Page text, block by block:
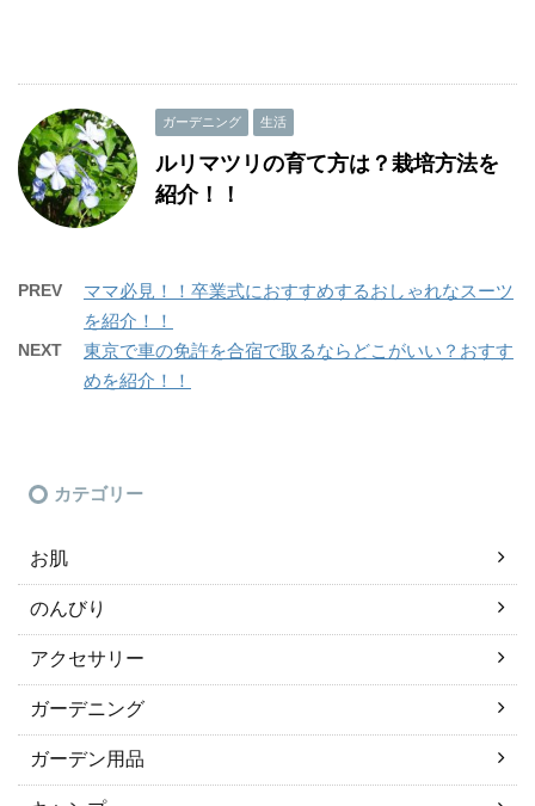
ガーデニング 生活
ルリマツリの育て方は？栽培方法を
紹介！！
PREV
ママ必見！！卒業式におすすめするおしゃれなスーツ
を紹介！！
NEXT
東京で車の免許を合宿で取るならどこがいい？おすす
めを紹介！！
カテゴリー
お肌
のんびり
アクセサリー
ガーデニング
ガーデン用品